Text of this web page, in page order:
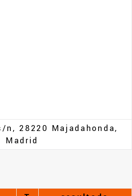
n, 28220 Majadahonda,
Madrid